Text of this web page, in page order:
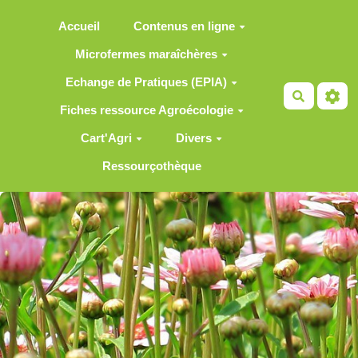
Accueil Contenus en ligne
Microfermes maraîchères
Echange de Pratiques (EPIA)
Fiches ressource Agroécologie
Cart'Agri Divers
Ressourçothèque